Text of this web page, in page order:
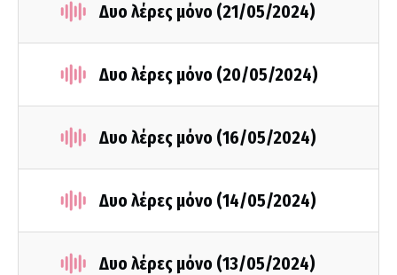
Δυο λέρες μόνο (21/05/2024)
Δυο λέρες μόνο (20/05/2024)
Δυο λέρες μόνο (16/05/2024)
Δυο λέρες μόνο (14/05/2024)
Δυο λέρες μόνο (13/05/2024)